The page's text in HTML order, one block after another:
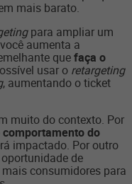
mais barato.
para ampliar um
aumenta a
quefaça o
usar o retargeting
, aumentando o ticket
muito do contexto. Por
comportamento do
impactado. Por outro
de
consumidores para